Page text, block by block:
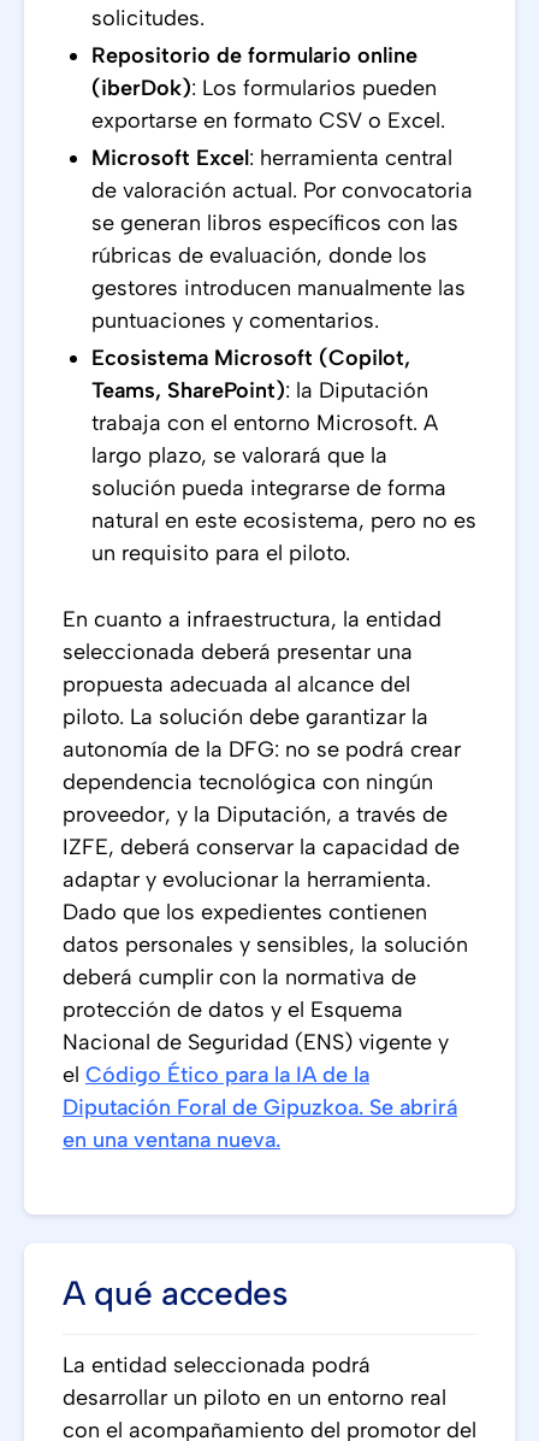
solicitudes.
Repositorio de formulario online
(iberDok): Los formularios pueden
exportarse en formato CSV o Excel.
Microsoft Excel: herramienta central
de valoración actual. Por convocatoria
se generan libros específicos con las
rúbricas de evaluación, donde los
gestores introducen manualmente las
puntuaciones y comentarios.
Ecosistema Microsoft (Copilot,
Teams, SharePoint): la Diputación
trabaja con el entorno Microsoft. A
largo plazo, se valorará que la
solución pueda integrarse de forma
natural en este ecosistema, pero no es
un requisito para el piloto.
En cuanto a infraestructura, la entidad
seleccionada deberá presentar una
propuesta adecuada al alcance del
piloto. La solución debe garantizar la
autonomía de la DFG: no se podrá crear
dependencia tecnológica con ningún
proveedor, y la Diputación, a través de
IZFE, deberá conservar la capacidad de
adaptar y evolucionar la herramienta.
Dado que los expedientes contienen
datos personales y sensibles, la solución
deberá cumplir con la normativa de
protección de datos y el Esquema
Nacional de Seguridad (ENS) vigente y
el Código Ético para la IA de la
Diputación Foral de Gipuzkoa. Se abrirá
en una ventana nueva.
A qué accedes
La entidad seleccionada podrá
desarrollar un piloto en un entorno real
con el acompañamiento del promotor del